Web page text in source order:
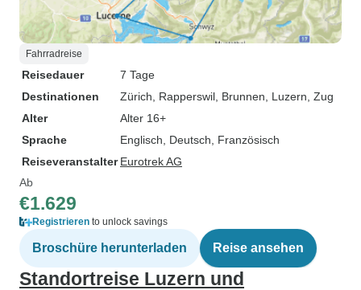
Fahrradreise
Reisedauer
7 Tage
Destinationen
Zürich , Rapperswil , Brunnen , Luzern , Zug
Alter
Alter 16+
Sprache
Englisch, Deutsch, Französisch
Reiseveranstalter Eurotrek AG
Ab
€1.629
Registrieren to unlock savings
Broschüre herunterladen Reise ansehen
Standortreise Luzern und